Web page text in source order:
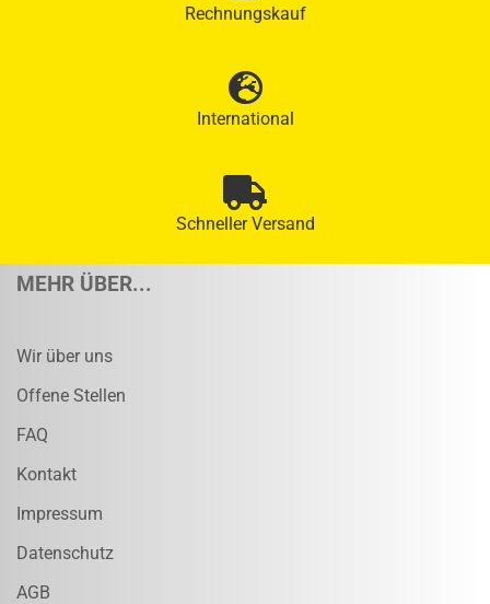
Rechnungskauf
International
Schneller Versand
MEHR ÜBER...
Wir über uns
Offene Stellen
FAQ
Kontakt
Impressum
Datenschutz
AGB